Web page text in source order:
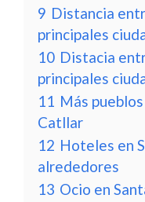
9 Distancia
principales
10 Distacia
principales
11 Más
Catllar
12 Hoteles en
alrededores
13 Ocio en